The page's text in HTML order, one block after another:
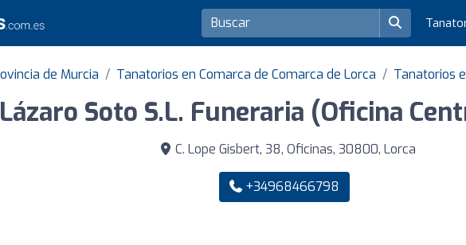
de Murcia Tanatorios en Comarca de Comarca de Lorca Tanatorios
Lázaro Soto S.L. Funeraria (Oficina
C. Lope Gisbert, 38, Oficinas, 30800, Lorca
+34968466798